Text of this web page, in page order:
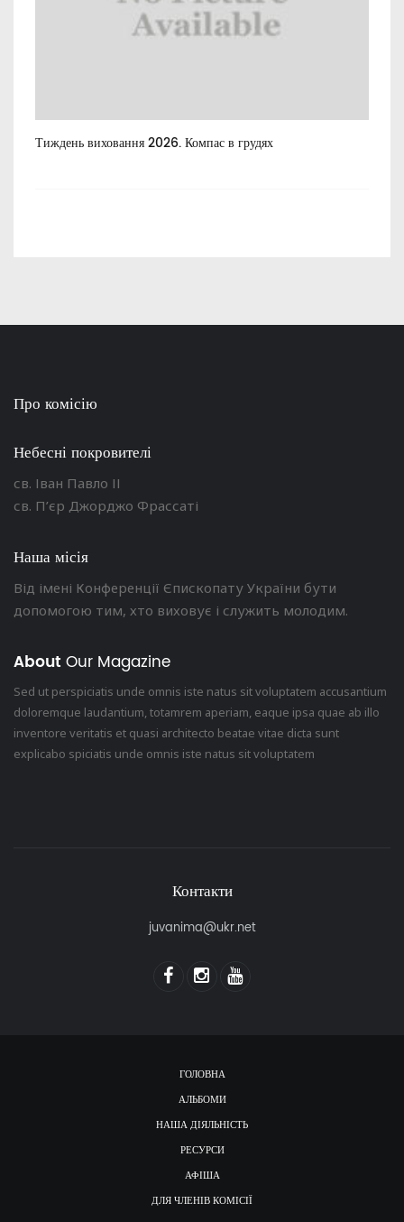
Тиждень виховання 2026. Компас в грудях
Про комісію
Небесні покровителі
св. Іван Павло ІІ
св. П’єр Джорджо Фрассаті
Наша місія
Від імені Конференції Єпископату України бути
допомогою тим, хто виховує і служить молодим.
About Our Magazine
Sed ut perspiciatis unde omnis iste natus sit voluptatem accusantium
doloremque laudantium, totamrem aperiam, eaque ipsa quae ab illo
inventore veritatis et quasi architecto beatae vitae dicta sunt
explicabo spiciatis unde omnis iste natus sit voluptatem
Контакти
juvanima@ukr.net
ГОЛОВНА
АЛЬБОМИ
НАША ДІЯЛЬНІСТЬ
РЕСУРСИ
АФІША
ДЛЯ ЧЛЕНІВ КОМІСІЇ